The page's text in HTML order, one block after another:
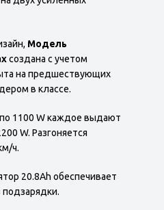
Модель
создана с учетом
на предшествующих
в классе.
1100 W каждое выдают
W. Разгоняется
ч.
20.8Ah обеспечивает
подзарядки.